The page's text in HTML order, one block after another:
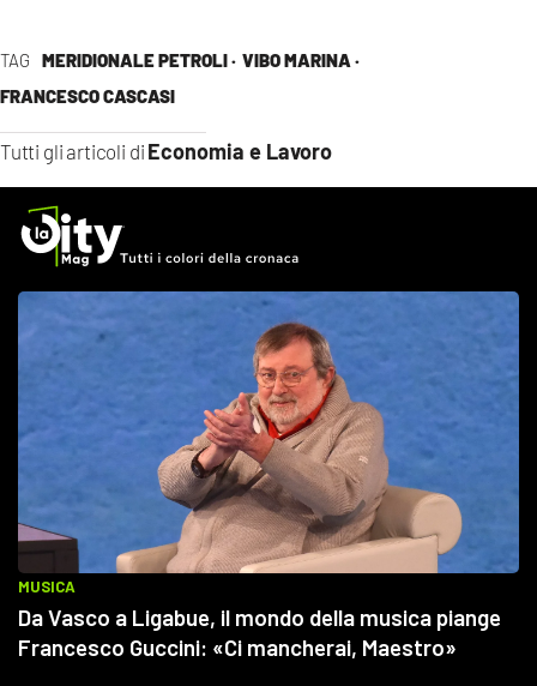
TAG MERIDIONALE PETROLI · VIBO MARINA ·
FRANCESCO CASCASI
Tutti gli articoli di Economia e Lavoro